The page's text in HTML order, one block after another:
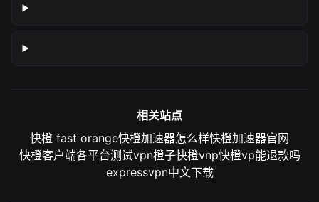
相关站点
快橙 fast orange快橙加速器怎么样快橙加速器官网
快橙客户端各平台测试vpn橙子快橙vnp快橙vp能退款吗
expressvpn中文下载